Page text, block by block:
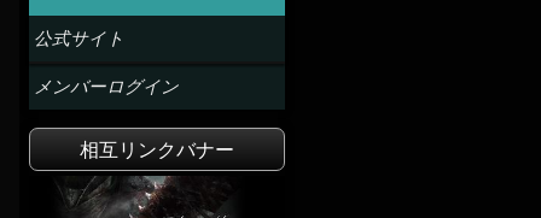
公式サイト
メンバーログイン
相互リンクバナー